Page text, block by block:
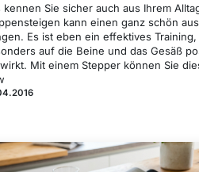
kennen Sie sicher auch aus Ihrem
kann einen ganz schön
Es ist eben ein effektives Training,
auf die Beine und das Gesäß
Mit einem Stepper können Sie